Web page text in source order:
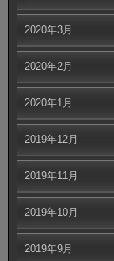
2020年3月
2020年2月
2020年1月
2019年12月
2019年11月
2019年10月
2019年9月